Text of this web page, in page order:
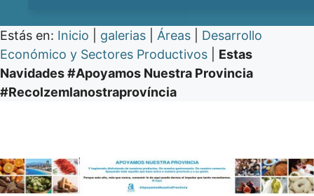
Estás en: Inicio galerias Áreas
Desarrollo
Económico y Sectores Productivos
Estas
Navidades #Apoyamos Nuestra Provincia
#Recolzemlanostraprovíncia